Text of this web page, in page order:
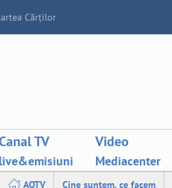
Cărților
TV
live&emisiuni
Video
Mediacenter
AOTV Cine suntem, ce facem